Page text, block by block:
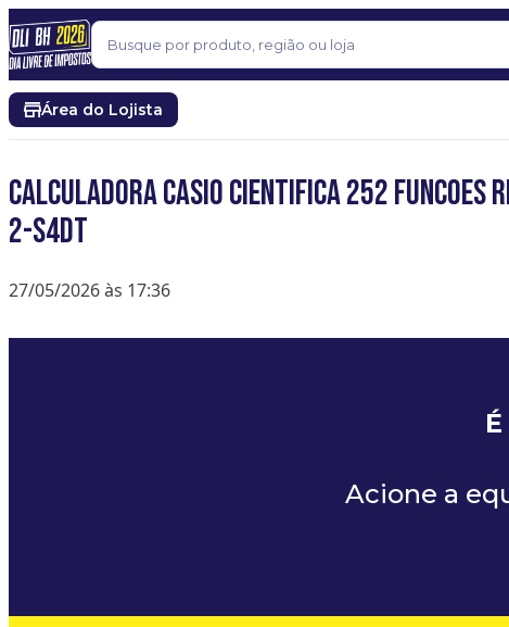
Pular para o conteúdo
Buscar
Área do Lojista
CALCULADORA CASIO CIENTIFICA 252 FUNCOES
2-S4DT
27/05/2026 às 17:36
Acione a